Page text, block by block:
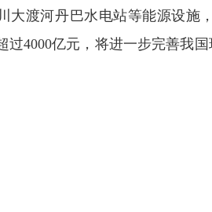
大渡河丹巴水电站等能源设施
过4000亿元，将进一步完善我